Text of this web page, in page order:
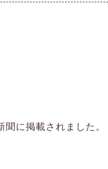
に掲載されました。